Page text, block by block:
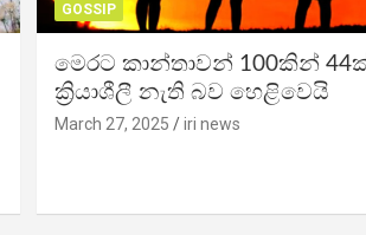
GOSSIP
මෙරට කාන්තාවන් 100කින්
ක්‍රියාශීලී නැති බව හෙළිවෙයි
March 27, 2025 iri news